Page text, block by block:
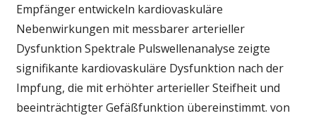
Empfänger entwickeln kardiovaskuläre
Nebenwirkungen mit messbarer arterieller
Dysfunktion Spektrale Pulswellenanalyse zeigte
signifikante kardiovaskuläre Dysfunktion nach der
Impfung, die mit erhöhter arterieller Steifheit und
beeinträchtigter Gefäßfunktion übereinstimmt. von